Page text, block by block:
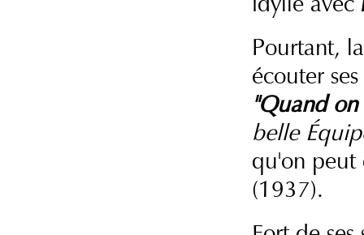
Pourtant,
écouter
"Quand
belle
qu'on peut
(1937).